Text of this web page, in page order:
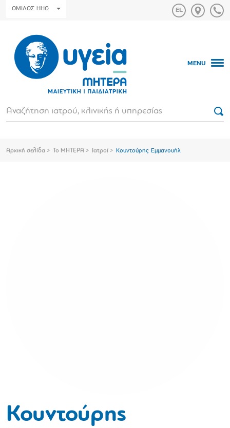
ΟΜΙΛΟΣ HHG
MENU
Αρχική σελίδα Το ΜΗΤΕΡΑ Ιατροί Κουντούρης Εμμανουήλ
Κουντούρης